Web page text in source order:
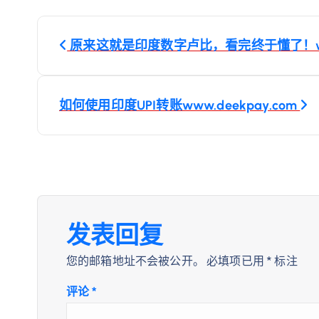
文
导
原来这就是印度数字卢比，看完终于懂了
如何使用印度UPI转账www.deekpay.com
发表回复
您的邮箱地址不会被公开。 必填项已用 *标注
评论*